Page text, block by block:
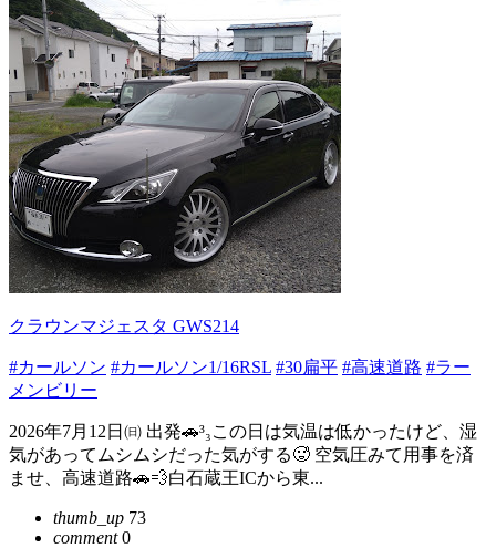
クラウンマジェスタ GWS214
#カールソン #カールソン1/16RSL #30扁平 #高速道路 #ラー
メンビリー
2026年7月12日㈰ 出発🚗³₃この日は気温は低かったけど、湿
気があってムシムシだった気がする🥵 空気圧みて用事を済
ませ、高速道路🚗💨白石蔵王ICから東...
thumb_up 73
comment0